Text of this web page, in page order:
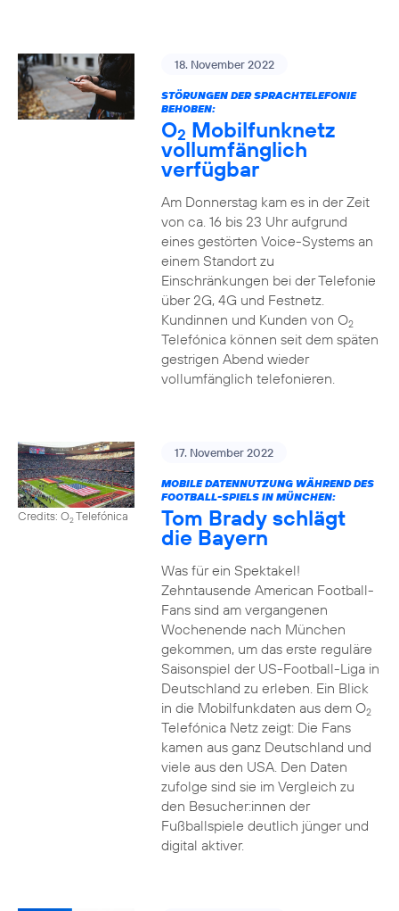
18. November 2022
STÖRUNGEN DER SPRACHTELEFONIE
BEHOBEN:
O2 Mobilfunknetz
vollumfänglich
verfügbar
Am Donnerstag kam es in der Zeit
von ca. 16 bis 23 Uhr aufgrund
eines gestörten Voice-Systems an
einem Standort zu
Einschränkungen bei der Telefonie
über 2G, 4G und Festnetz.
Kundinnen und Kunden von O2
Telefónica können seit dem späten
gestrigen Abend wieder
vollumfänglich telefonieren.
Credits: O2Telefónica
17. November 2022
MOBILE DATENNUTZUNG WÄHREND DES
FOOTBALL-SPIELS IN MÜNCHEN:
Tom Brady schlägt
die Bayern
Was für ein Spektakel!
Zehntausende American Football-
Fans sind am vergangenen
Wochenende nach München
gekommen, um das erste reguläre
Saisonspiel der US-Football-Liga in
Deutschland zu erleben. Ein Blick
in die Mobilfunkdaten aus dem O2
Telefónica Netz zeigt: Die Fans
kamen aus ganz Deutschland und
viele aus den USA. Den Daten
zufolge sind sie im Vergleich zu
den Besucher:innen der
Fußballspiele deutlich jünger und
digital aktiver.